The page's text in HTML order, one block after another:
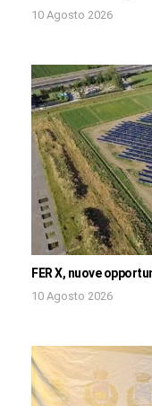
10 Agosto 2026
FER X, nuove
10 Agosto 2026